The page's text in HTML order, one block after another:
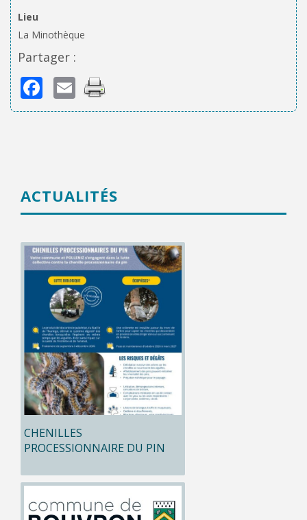
Lieu
La Minothèque
Partager :
Facebook
Email
ACTUALITÉS
CHENILLES
PROCESSIONNAIRE DU PIN